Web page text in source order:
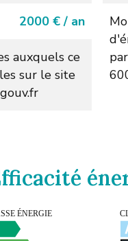
2000 € / an
auxquels ce
sur le site